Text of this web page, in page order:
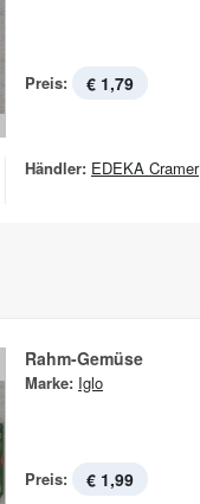
Preis: € 1,79
Händler: EDEKA Cramer
Rahm-Gemüse
Marke: Iglo
Preis: € 1,99